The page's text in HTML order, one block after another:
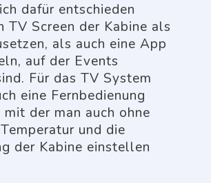
dafür entschieden
TV Screen der Kabine als
als auch eine App
auf der Events
Für das TV System
eine Fernbedienung
der man auch ohne
und die
der Kabine einstellen